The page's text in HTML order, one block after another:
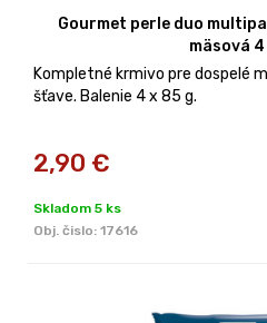
Gourmet perle duo
mäsová
Kompletné krmivo pre dospelé
šťave. Balenie 4 x 85 g.
2,90 €
Skladom 5 ks
Obj. čislo: 17616